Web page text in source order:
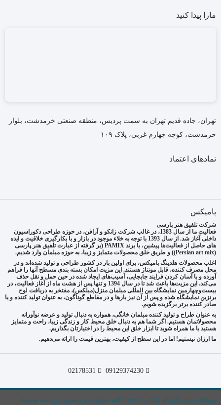
مارا پیدا کنید
تهران، جاده قدیم تهران به سمت پردیس، منطقه صنعتی خرمدشت، بلوار
خرمدشت، کوچه چهارم غربی، پلاک ۱۰۹
نمادهای اعتماد
پامیکس
شرکت تلفیق هنر پارسی
فعالیت ما از سال 1383، در غالب شرکت زانکو و آرافن، در حوزه طراحی دکوراسیون
داخلی آغاز شد. از سال 1393 با توجه به خلاء موجود در بازار و با بکارگیری خلاقیت و ایده
های حاصل از فعالیت‌ها پیشین، با برند PAMIX (بر گرفته از عبارت تلفیق هنر پارسی
(Persian art mix)) و طریق خلق محصولات متمایز و زیبا، به حوزه مبلمان وارد شدیم.
اغلب محصولات هلدینگ پامیکس، برای اولین بار در کشور طراحی و تولید شده‌اند و در
محل مصرف کننده، قابل مونتاژ هستند. این مزیت امکان بسته بندی مسطح آنها را فراهم
آورده و با آسان کردن فرایند جابجایی، آسیب‌های ایجاد شده در حین حمل و نقل حذف
می‌کند. این مزیت‌ها باعث شد تا در سال 1394 و تنها پس از هشت ماه از آغاز فعالیت، در
بیست‌وچهارمین نمایشگاه بین المللی مبلمان منزل(مبلکس)، مفتخر به دریافت لوح
برنزین نمایشگاه شده و پس از آن نیز بارها و در مقاطع گوناگون، به عنوان تولید کننده و یا
صادر کننده برتر برگزیده شویم.
به عنوان طراح و تولید کننده مبلمان خانگی، همواره به دنبال تولید و عرضه نوآورانه
محصولاتمان هستیم. اگر شما هم به دنبال خلق محیط کار و زندگی زیبا، راحت و متمایز
هستید با ما همراه شوید تا ابزار خلق این محیط را در اختیارتان بگذاریم.
ما ارزان نیستیم! اما در این سطح از کیفیت، بهترین قیمت را ارائه می‌دهیم.
09129374230
02178531
فروشگاه اینترنتی کارخانه پامیکس © 1404 . کلیه حقوق مادی و معنوی این سایت محفوظ